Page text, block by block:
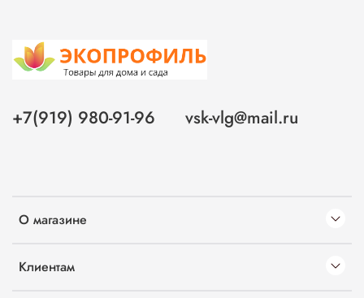
О магазине
Клиентам
+7(919) 980-91-96 vsk-vlg@mail.ru